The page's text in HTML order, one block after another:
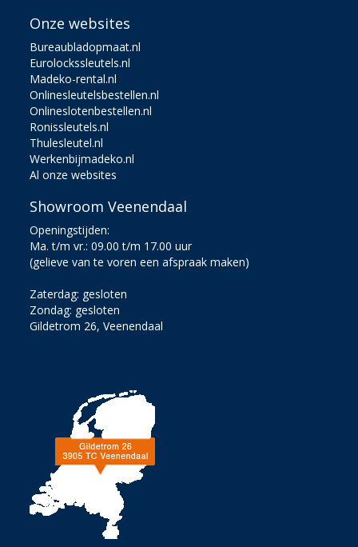
Onze websites
Bureaubladopmaat.nl
Eurolockssleutels.nl
Madeko-rental.nl
Onlinesleutelsbestellen.nl
Onlineslotenbestellen.nl
Ronissleutels.nl
Thulesleutel.nl
Werkenbijmadeko.nl
Al onze websites
Showroom Veenendaal
Openingstijden:
Ma. t/m vr.: 09.00 t/m 17.00 uur
(gelieve van te voren een afspraak maken)
Zaterdag: gesloten
Zondag: gesloten
Gildetrom 26, Veenendaal